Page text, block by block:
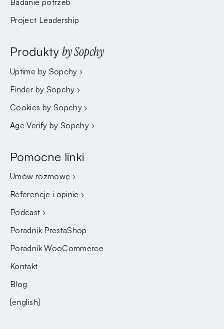
Project Leadership
Produkty by Sopchy
Uptime by Sopchy ›
Finder by Sopchy ›
Cookies by Sopchy ›
Age Verify by Sopchy ›
Pomocne linki
Umów rozmowę ›
Referencje i opinie ›
Podcast ›
Poradnik PrestaShop
Poradnik WooCommerce
Kontakt
Blog
[english]